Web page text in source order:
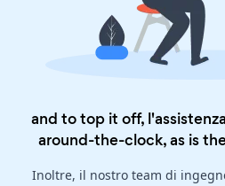
and to top it off,
around-the-clock, as is
Inoltre, il nostro team di